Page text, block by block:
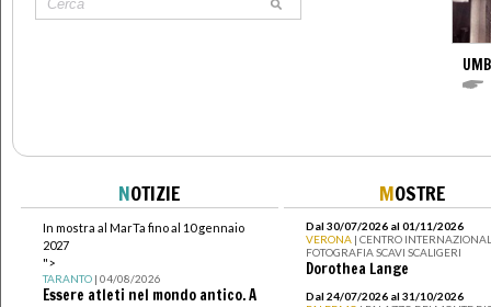
NOTIZIE
In mostra al MarTa fino al 10 gennaio
2027
">
TARANTO| 04/08/2026
Essere atleti nel mondo antico. A
MOSTRE
Dal 30/07/2026 al 01/11/2026
VERONA | CENTRO
FOTOGRAFIA SCAVI SCALIGERI
Dorothea Lange
Dal 24/07/2026 al 31/10/2026